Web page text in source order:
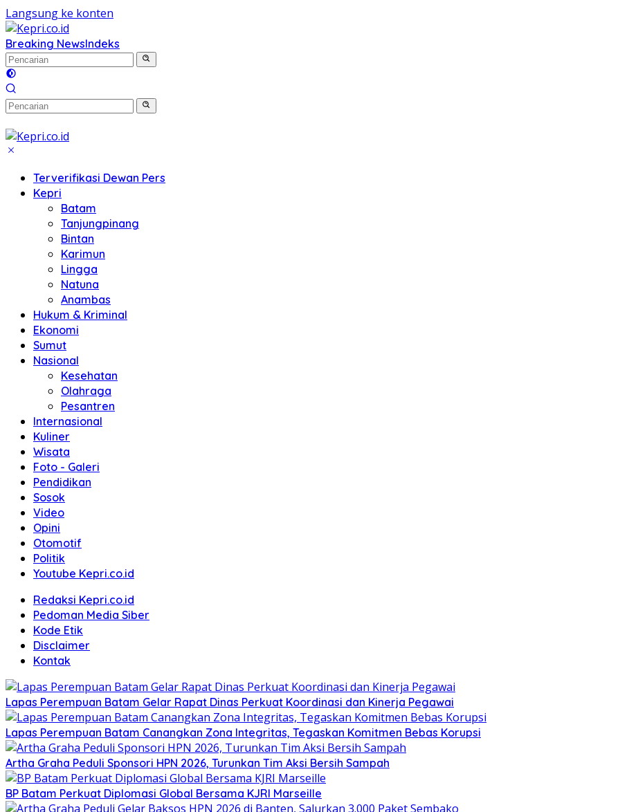
Langsung ke konten
Breaking NewsIndeks
Terverifikasi Dewan Pers
Kepri
Batam
Tanjungpinang
Bintan
Karimun
Lingga
Natuna
Anambas
Hukum & Kriminal
Ekonomi
Sumut
Nasional
Kesehatan
Olahraga
Pesantren
Internasional
Kuliner
Wisata
Foto - Galeri
Pendidikan
Sosok
Video
Opini
Otomotif
Politik
Youtube Kepri.co.id
Redaksi Kepri.co.id
Pedoman Media Siber
Kode Etik
Disclaimer
Kontak
Lapas Perempuan Batam Gelar Rapat Dinas Perkuat Koordinasi dan Kinerja Pegawai
Lapas Perempuan Batam Canangkan Zona Integritas, Tegaskan Komitmen Bebas Korupsi
Artha Graha Peduli Sponsori HPN 2026, Turunkan Tim Aksi Bersih Sampah
BP Batam Perkuat Diplomasi Global Bersama KJRI Marseille